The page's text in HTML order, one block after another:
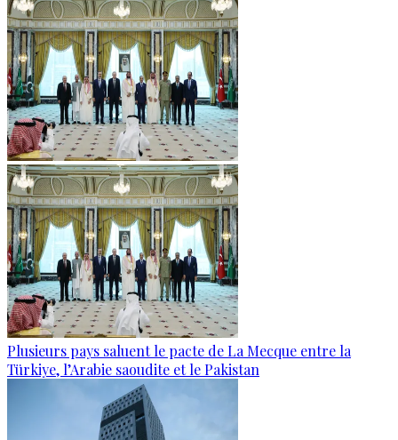
Plusieurs pays saluent le pacte de La Mecque entre la
Türkiye, l’Arabie saoudite et le Pakistan